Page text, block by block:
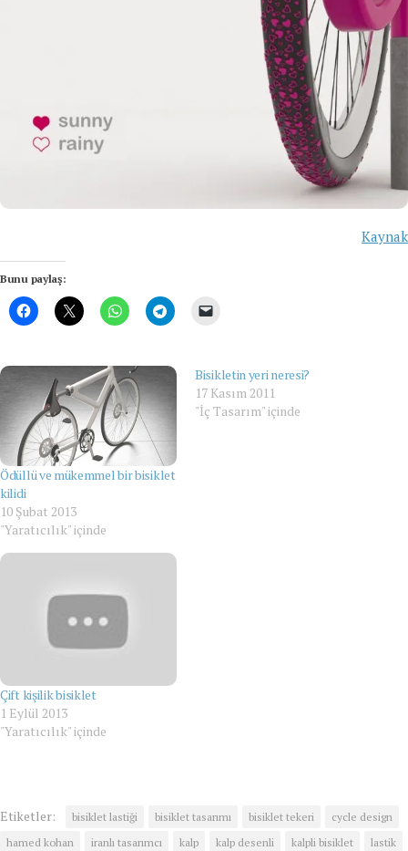
Kaynak
Bunu paylaş:
Ödüllü ve mükemmel bir bisiklet
kilidi
10 Şubat 2013
"Yaratıcılık" içinde
Bisikletin yeri neresi?
17 Kasım 2011
"İç Tasarım" içinde
Çift kişilik bisiklet
1 Eylül 2013
"Yaratıcılık" içinde
Etiketler: bisiklet lastiği bisiklet tasarımı bisiklet tekeri
cycle design
hamed kohan
iranlı tasarımcı kalp kalp desenli kalpli bisiklet lastik